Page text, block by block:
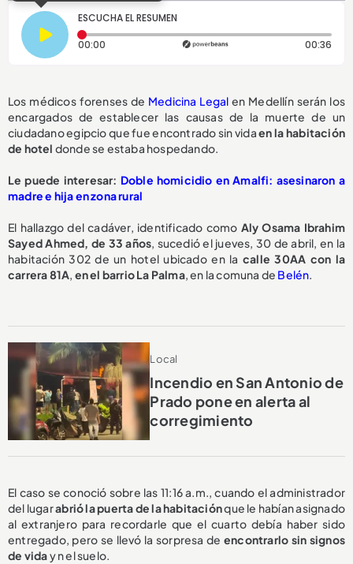
ESCUCHA EL RESUMEN
00:00 Tiempo transcurrido: 0 segundos 00:36
Los médicos forenses de Medicina Legal en Medellín serán los
encargados de establecer las causas de la muerte de un
ciudadano egipcio que fue encontrado sin vidaen la habitación
de hotel donde se estaba hospedando.
Le puede interesar: Doble homicidio en Amalfi: asesinaron a
madre e hija en zona rural
El hallazgo del cadáver, identificado como Aly Osama Ibrahim
Sayed Ahmed, de 33 años, sucedió el jueves, 30 de abril, en la
habitación 302 de un hotel ubicado en la calle 30AA con la
carrera 81A, en el barrio La Palma, en la comuna de Belén.
Local
Incendio en San Antonio de
Prado pone en alerta al
corregimiento
El caso se conoció sobre las 11:16 a.m., cuando el administrador
del lugarabrió la puerta de la habitaciónque le habían asignado
al extranjero para recordarle que el cuarto debía haber sido
entregado, pero se llevó la sorpresa deencontrarlo sin signos
de viday n el suelo.